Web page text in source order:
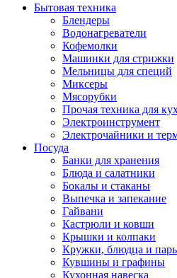
Бытовая техника
Блендеры
Водонагреватели
Кофемолки
Машинки для стрижки
Мельницы для специй
Миксеры
Мясорубки
Прочая техника для
Электроинструмент
Электрочайники и
Посуда
Банки для хранения
Блюда и салатники
Бокалы и стаканы
Выпечка и запекание
Гайвани
Кастрюли и ковши
Крышки и колпаки
Кружки, блюдца и
Кувшины и графины
Кухонная навеска